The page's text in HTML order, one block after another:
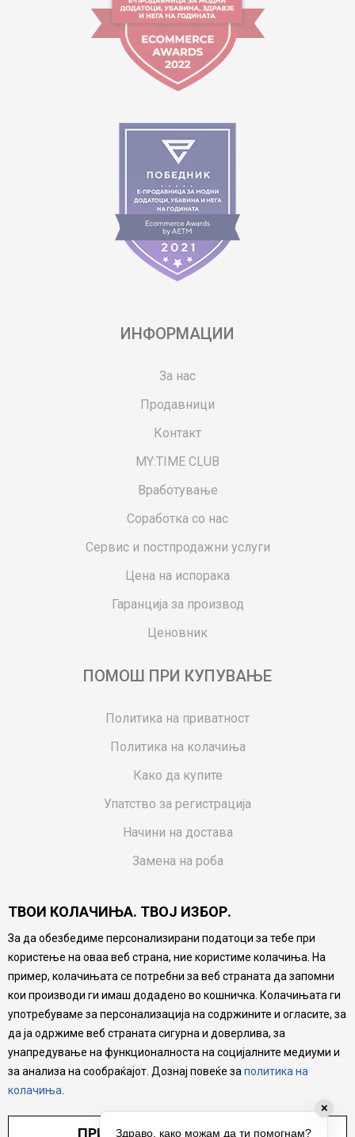
ИНФОРМАЦИИ
За нас
Продавници
Контакт
MY:TIME CLUB
Вработување
Соработка со нас
Сервис и постпродажни услуги
Цена на испорака
Гаранција за производ
Ценовник
ПОМОШ ПРИ КУПУВАЊЕ
Политика на приватност
Политика на колачиња
Како да купите
Упатство за регистрација
Начини на достава
Замена на роба
Ваучери
Product Finder
FAQs
Настојуваме да бидеме што попрецизни во описот на
производите, прикажување на слики и цени, но не
можеме да гарантираме дека сите информации се
комплетни и без грешка. Сите производи се дел од
нашата понуда, но не се подразбира дека мора да се
достапни во секој момент.
ТВОИ КОЛАЧИЊА. ТВОЈ ИЗБОР.
За да обезбедиме персонализирани податоци за тебе при
користење на оваа веб страна, ние користиме колачиња. На
пример, колачињата се потребни за веб страната да запомни
кои производи ги имаш додадено во кошничка. Колачињата ги
употребуваме за персонализација на содржините и огласите, за
да ја одржиме веб страната сигурна и доверлива, за
унапредување на функционалноста на социјалните медиуми и
за анализа на сообраќајот. Дознај повеќе за политика на
колачиња
ПРИЛАГОДИ ПОСТАВУВАЊА
✕
Здраво, како можам да ти помогнам?